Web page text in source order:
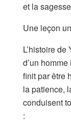
et la
Une leçon
L’histoire
d’un
finit par être
la patience,
conduisent
: